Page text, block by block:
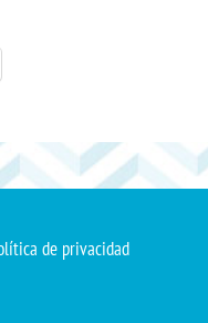
de privacidad